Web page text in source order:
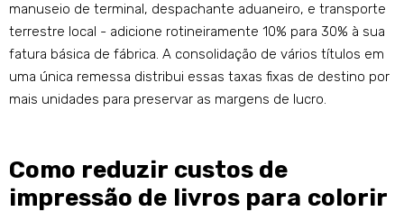
manuseio de terminal, despachante aduaneiro, e transporte
terrestre local - adicione rotineiramente 10% para 30% à sua
fatura básica de fábrica. A consolidação de vários títulos em
uma única remessa distribui essas taxas fixas de destino por
mais unidades para preservar as margens de lucro.
Como reduzir custos de
impressão de livros para colorir